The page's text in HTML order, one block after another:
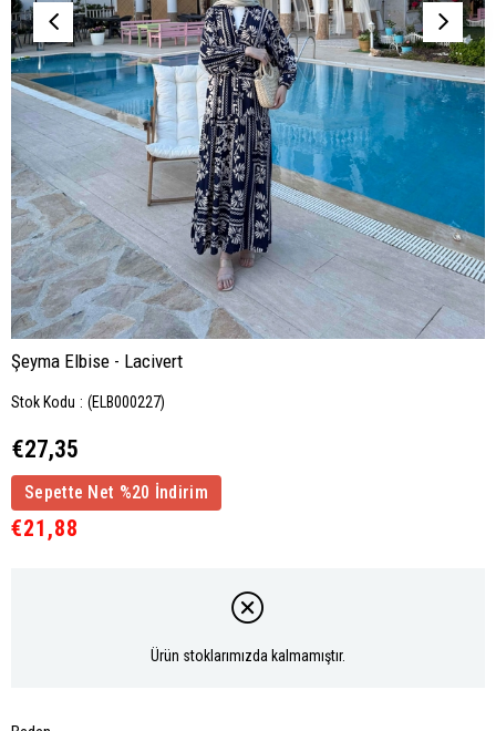
Şeyma Elbise - Lacivert
Stok Kodu (ELB000227)
€27,35
Sepette Net %20 İndirim
€21,88
Ürün stoklarımızda kalmamıştır.